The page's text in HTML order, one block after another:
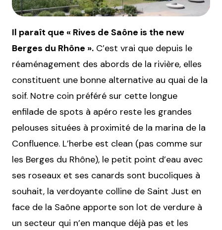
Il paraît que « Rives de Saône is the new
Berges du Rhône ». C’est vrai que depuis le
réaménagement des abords de la rivière, elles
constituent une bonne alternative au quai de la
soif. Notre coin préféré sur cette longue
enfilade de spots à apéro reste les grandes
pelouses situées à proximité de la marina de la
Confluence. L’herbe est clean (pas comme sur
les Berges du Rhône), le petit point d’eau avec
ses roseaux et ses canards sont bucoliques à
souhait, la verdoyante colline de Saint Just en
face de la Saône apporte son lot de verdure à
un secteur qui n’en manque déjà pas et les